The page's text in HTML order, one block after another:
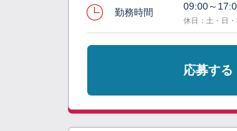
勤務時間
09:00～
休日：土・日
応募する